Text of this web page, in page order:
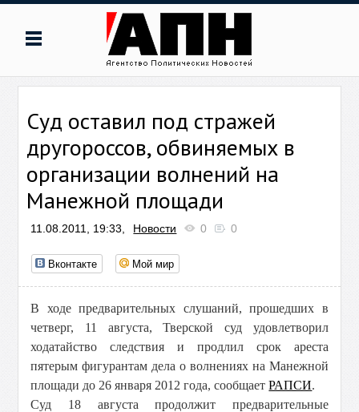
Суд оставил под стражей
другороссов, обвиняемых в
организации волнений на
Манежной площади
11.08.2011, 19:33, Новости 0 0
Вконтакте Мой мир
В ходе предварительных слушаний, прошедших в
четверг, 11 августа, Тверской суд удовлетворил
ходатайство следствия и продлил срок ареста
пятерым фигурантам дела о волнениях на Манежной
площади до 26 января 2012 года, сообщаетРАПСИ.
Суд 18 августа продолжит предварительные